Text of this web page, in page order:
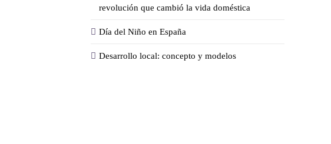
revolución que cambió la vida doméstica
Día del Niño en España
Desarrollo local: concepto y modelos